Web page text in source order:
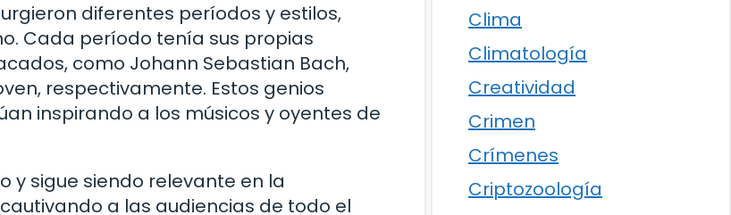
diferentes períodos y estilos,
Cada período tenía sus propias
como Johann Sebastian Bach,
respectivamente. Estos genios
inspirando a los músicos y oyentes de
y sigue siendo relevante en la
a las audiencias de todo el
Clima
Climatología
Creatividad
Crimen
Crímenes
Criptozoología